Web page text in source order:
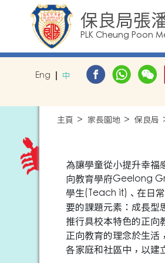
保良局張
PLK Cheung Poon
Eng 中
主頁 家長園地 保良局
為讓學童從小提升幸福
向教育學府Geelong
學生(Teach it)、在日
要的課題元素：成長型
推行具校本特色的正向
正向教育的理念於生活
各家庭和社區中，以建